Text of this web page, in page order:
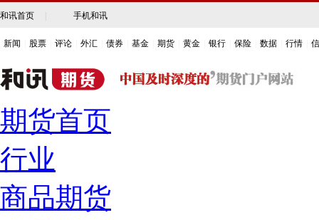
和讯首页 手机和讯
新闻 股票 评论 外汇 债券 基金 期货 黄金 银行 保险 数据 行情
期货首页
行业
商品期货